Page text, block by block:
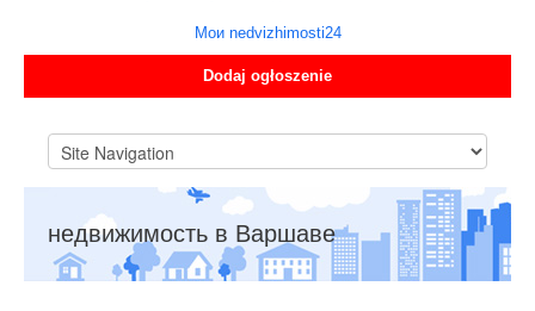
Мои nedvizhimosti24
Dodaj ogłoszenie
недвижимость в Варшаве